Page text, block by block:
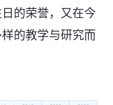
的荣誉，又在今
的教学与研究而